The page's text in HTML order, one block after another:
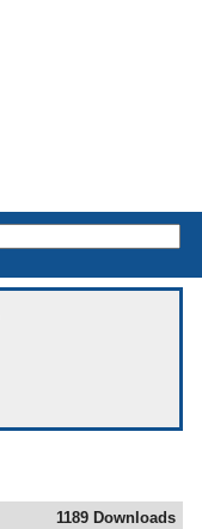
1189 Downloads